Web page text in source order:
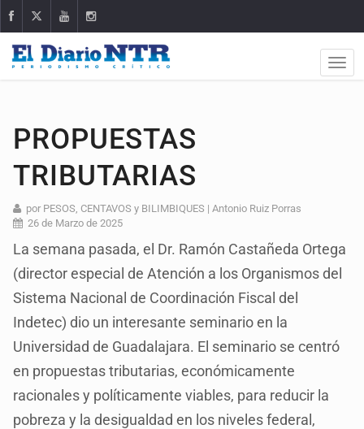
PROPUESTAS
TRIBUTARIAS
por PESOS, CENTAVOS y BILIMBIQUES | Antonio Ruiz Porras
26 de Marzo de 2025
La semana pasada, el Dr. Ramón Castañeda Ortega
(director especial de Atención a los Organismos del
Sistema Nacional de Coordinación Fiscal del
Indetec) dio un interesante seminario en la
Universidad de Guadalajara. El seminario se centró
en propuestas tributarias, económicamente
racionales y políticamente viables, para reducir la
pobreza y la desigualdad en los niveles federal,